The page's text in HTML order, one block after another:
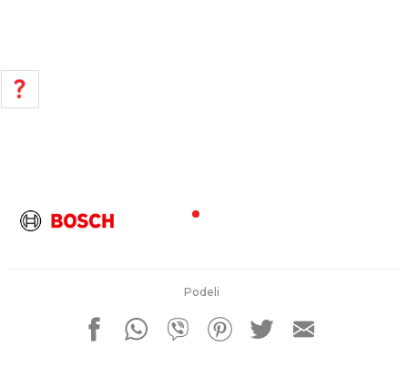
Podeli
Pišite nam
office@kitcommerce.rs